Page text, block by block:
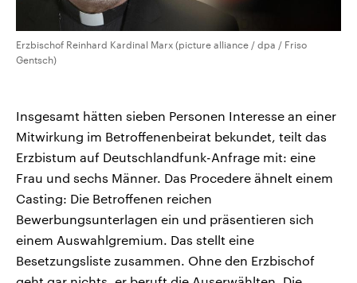
Erzbischof Reinhard Kardinal Marx (picture alliance / dpa / Friso
Gentsch)
Insgesamt hätten sieben Personen Interesse an einer
Mitwirkung im Betroffenenbeirat bekundet, teilt das
Erzbistum auf Deutschlandfunk-Anfrage mit: eine
Frau und sechs Männer. Das Procedere ähnelt einem
Casting: Die Betroffenen reichen
Bewerbungsunterlagen ein und präsentieren sich
einem Auswahlgremium. Das stellt eine
Besetzungsliste zusammen. Ohne den Erzbischof